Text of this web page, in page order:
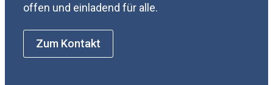
offen und einladend für alle.
Zum Kontakt